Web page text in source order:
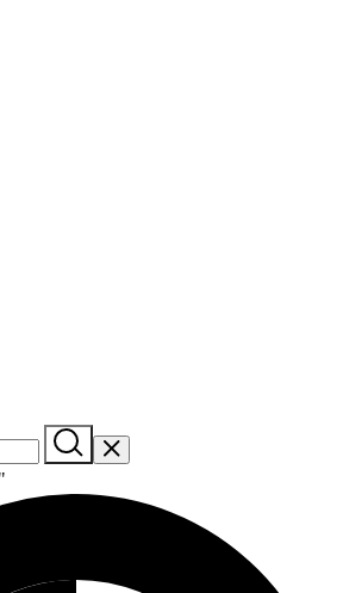
"